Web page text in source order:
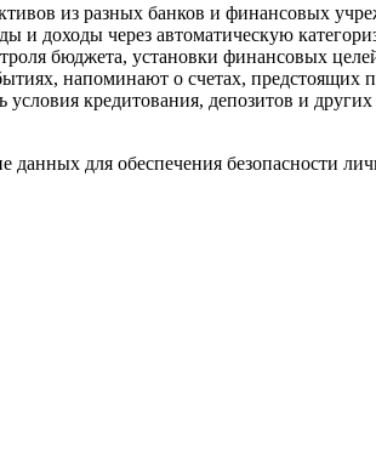
из разных банков и финансовых
и доходы через автоматическую
бюджета, установки финансовых
напоминают о счетах, предстоящих
кредитования, депозитов и
для обеспечения безопасности